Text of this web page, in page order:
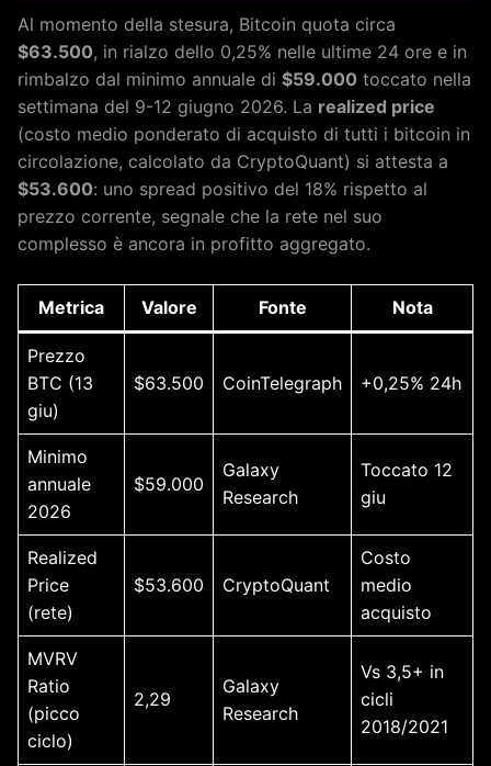
Al momento della stesura, Bitcoin quota circa
$63.500, in rialzo dello 0,25% nelle ultime 24 ore e in
rimbalzo dal minimo annuale di $59.000 toccato nella
settimana del 9-12 giugno 2026. La realized price
(costo medio ponderato di acquisto di tutti i bitcoin in
circolazione, calcolato da CryptoQuant) si attesta a
$53.600: uno spread positivo del 18% rispetto al
prezzo corrente, segnale che la rete nel suo
complesso è ancora in profitto aggregato.
Metrica Valore Fonte Nota
Prezzo
BTC (13
giu)
$63.500 CoinTelegraph +0,25% 24h
Minimo
annuale
2026
$59.000
Galaxy
Research
Toccato 12
giu
Realized
Price
(rete)
$53.600 CryptoQuant
Costo
medio
acquisto
MVRV
Ratio
(picco
ciclo)
2,29
Galaxy
Research
Vs 3,5+ in
cicli
2018/2021